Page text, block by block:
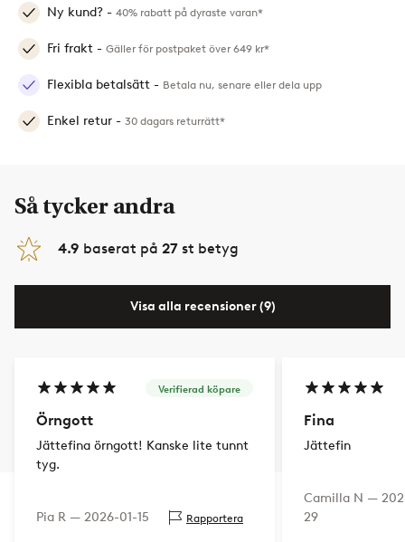
Ny kund? - 40% rabatt på dyraste varan*
Fri frakt - Gäller för postpaket över 649 kr*
Flexibla betalsätt - Betala nu, senare eller dela upp
Enkel retur - 30 dagars returrätt*
Så tycker andra
4.9 baserat på 27 st betyg
Visa alla recensioner (9)
Verifierad köpare
Örngott
Jättefina örngott! Kanske lite tunnt
tyg.
Pia R — 2026-01-15 Rapportera
Fina
Jättefin
Camilla N —
29